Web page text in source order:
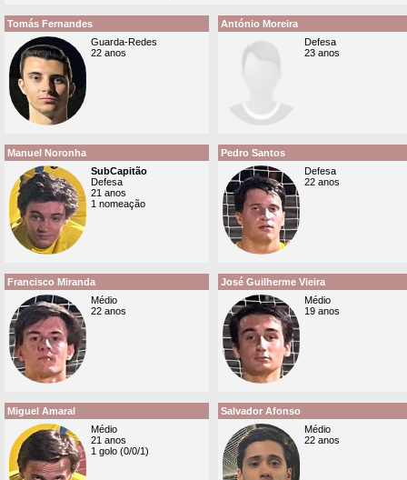
Tomás Fernandes
Guarda-Redes
22 anos
António Moreira
Defesa
23 anos
Manuel Noronha
SubCapitão
Defesa
21 anos
1 nomeação
Pedro Santos
Defesa
22 anos
Francisco Miranda
Médio
22 anos
José Guilherme Vieira
Médio
19 anos
Miguel Amaral
Médio
21 anos
1 golo (0/0/1)
Salvador Afonso
Médio
22 anos